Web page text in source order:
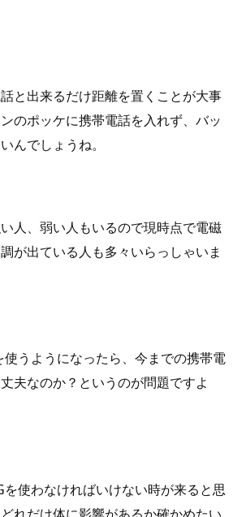
と出来るだけ距離を置くことが大事
のポッケに携帯電話を入れず、バッ
んでしょうね。
人、弱い人もいるので現時点で電磁
が出ている人も多々いらっしゃいま
うようになったら、今までの携帯電
夫なのか？というのが問題ですよ
使わなければいけない時が来ると思